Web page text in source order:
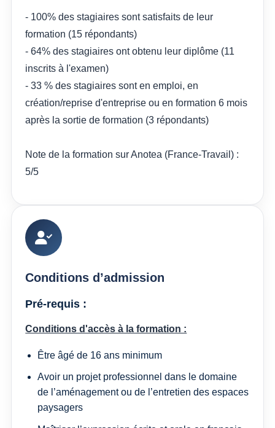
- 100% des stagiaires sont satisfaits de leur
formation (15 répondants)
- 64% des stagiaires ont obtenu leur diplôme (11
inscrits à l'examen)
- 33 % des stagiaires sont en emploi, en
création/reprise d'entreprise ou en formation 6 mois
après la sortie de formation (3 répondants)
Note de la formation sur Anotea (France-Travail) :
5/5
Conditions d’admission
Pré-requis :
Conditions d'accès à la formation :
Être âgé de 16 ans minimum
Avoir un projet professionnel dans le domaine
de l’aménagement ou de l’entretien des espaces
paysagers